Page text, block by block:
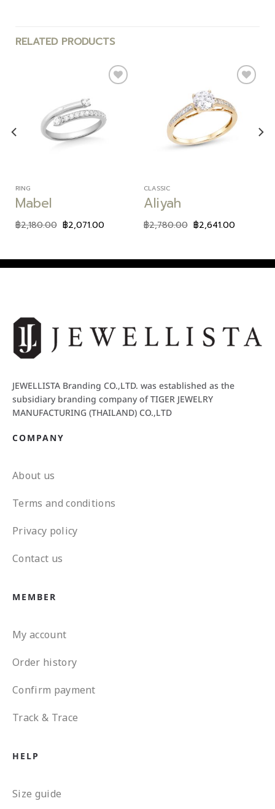
RELATED PRODUCTS
Add to
wishlist
RING
Mabel
฿2,180.00 ฿2,071.00
Add to
wishlist
CLASSIC
Aliyah
฿2,780.00 ฿2,641.00
JEWELLISTA Branding CO.,LTD. was established as the
subsidiary branding company of TIGER JEWELRY
MANUFACTURING (THAILAND) CO.,LTD
COMPANY
About us
Terms and conditions
Privacy policy
Contact us
MEMBER
My account
Order history
Confirm payment
Track & Trace
HELP
Size guide